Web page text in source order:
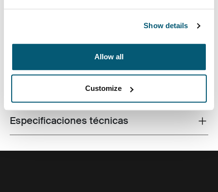
Show details
Allow all
Customize
adaptadores y otros artículos personales, lo que lo
Toggle features
Todas las características
Toggle techspec
Especificaciones técnicas